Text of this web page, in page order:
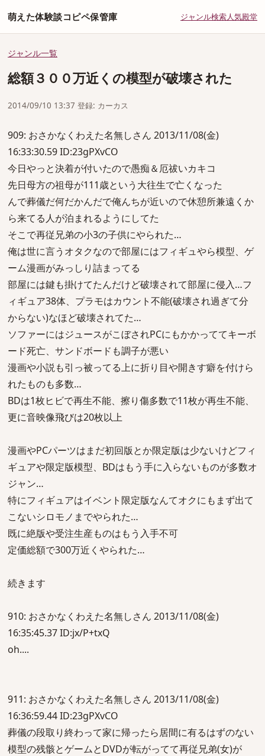
萌えた体験談コピペ保管庫 ジャンル検索人気殿堂
ジャンル一覧
総額３００万近くの模型が破壊された
2014/09/10 13:37 登録: カーカス
909: おさかなくわえた名無しさん 2013/11/08(金)
16:33:30.59 ID:23gPXvCO
今日やっと決着が付いたので愚痴＆厄祓いカキコ
先日母方の祖母が111歳という大往生で亡くなった
んで葬儀だ何だかんだで俺んちが近いので休憩所兼遠くか
ら来てる人が泊まれるようにしてた
そこで再従兄弟の小3の子供にやられた…
俺は世に言うオタクなので部屋にはフィギュやら模型、ゲ
ーム漫画がみっしり詰まってる
部屋には鍵も掛けてたんだけど破壊されて部屋に侵入…フ
ィギュア38体、プラモはカウント不能(破壊され過ぎて分
からない)なほど破壊されてた…
ソファーにはジュースがこぼされPCにもかかっててキーボ
ード死亡、サンドボードも調子が悪い
漫画や小説も引っ被ってる上に折り目や開きす癖を付けら
れたものも多数…
BDは1枚ヒビで再生不能、擦り傷多数で11枚が再生不能、
更に音映像飛びは20枚以上
漫画やPCパーツはまだ初回版とか限定版は少ないけどフィ
ギュアや限定版模型、BDはもう手に入らないものが多数オ
ジャン…
特にフィギュアはイベント限定版なんてオクにもまず出て
こないシロモノまでやられた…
既に絶版や受注生産ものはもう入手不可
定価総額で300万近くやられた…
続きます
910: おさかなくわえた名無しさん 2013/11/08(金)
16:35:45.37 ID:jx/P+txQ
oh....
911: おさかなくわえた名無しさん 2013/11/08(金)
16:36:59.44 ID:23gPXvCO
葬儀の段取り終わって家に帰ったら居間に有るはずのない
模型の残骸とゲームとDVDが転がってて再従兄弟(女)が